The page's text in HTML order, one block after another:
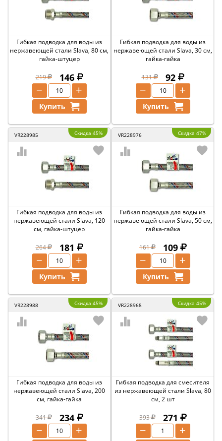
Гибкая подводка для воды из
нержавеющей стали Slava, 80 см,
гайка-штуцер
219 146
+
−
Купить
Гибкая подводка для воды из
нержавеющей стали Slava, 30 см,
гайка-гайка
131 92
+
−
Купить
VR228985 Скидка 45%
Гибкая подводка для воды из
нержавеющей стали Slava, 120
см, гайка-штуцер
264 181
+
−
Купить
VR228976 Скидка 47%
Гибкая подводка для воды из
нержавеющей стали Slava, 50 см,
гайка-гайка
161 109
+
−
Купить
VR228988 Скидка 45%
Гибкая подводка для воды из
нержавеющей стали Slava, 200
см, гайка-гайка
341 234
+
−
VR228968 Скидка 45%
Гибкая подводка для смесителя
из нержавеющей стали Slava, 80
см, 2 шт
393 271
+
−